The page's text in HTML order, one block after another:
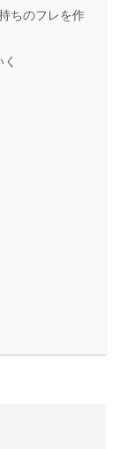
ちのフレを作